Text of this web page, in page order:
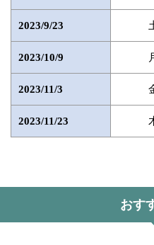
2023/9/23
2023/10/9
2023/11/3
2023/11/23
おす